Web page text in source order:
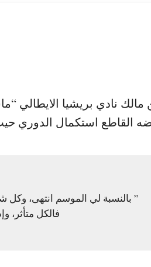
مالك نادي بريشيا الايطالي
القاطع استكمال الدوري حيث
” بالنسبة لي الموسم انتهى، وكل
فالكل متأثر،